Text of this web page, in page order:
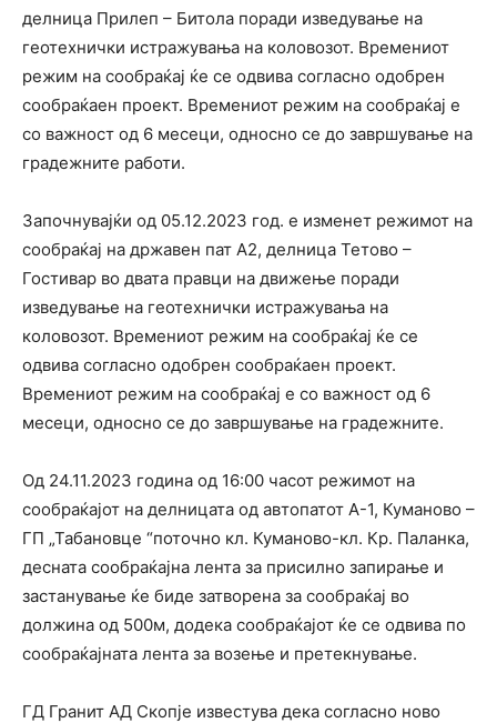
делница Прилеп – Битола поради изведување на
геотехнички истражувања на коловозот. Времениот
режим на сообраќај ќе се одвива согласно одобрен
сообраќаен проект. Времениот режим на сообраќај е
со важност од 6 месеци, односно се до завршување на
градежните работи.
Започнувајќи од 05.12.2023 год. е изменет режимот на
сообраќај на државен пат A2, делница Тетово –
Гостивар во двата правци на движење поради
изведување на геотехнички истражувања на
коловозот. Времениот режим на сообраќај ќе се
одвива согласно одобрен сообраќаен проект.
Времениот режим на сообраќај е со важност од 6
месеци, односно се до завршување на градежните.
Oд 24.11.2023 година од 16:00 часот режимот на
сообраќајот на делницата од автопатот А-1, Куманово –
ГП „Табановце “поточно кл. Куманово-кл. Кр. Паланка,
десната сообраќајна лента за присилно запирање и
застанување ќе биде затворена за сообраќај во
должина од 500м, додека сообраќајот ќе се одвива по
сообраќајната лента за возење и претекнување.
ГД Гранит АД Скопје известува дека согласно ново